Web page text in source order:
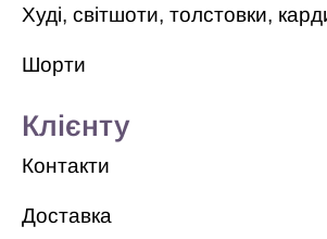
Худі, світшоти, толстовки,
Шорти
Клієнту
Контакти
Доставка